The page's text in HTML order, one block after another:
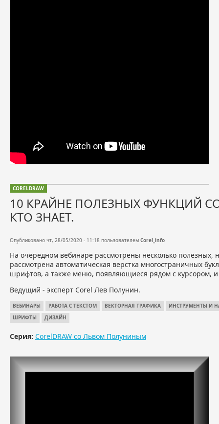
CORELDRAW
10 КРАЙНЕ ПОЛЕЗНЫХ ФУНКЦИЙ
КТО ЗНАЕТ.
Опубликовано чт, 28/05/2020 - 11:18 пользователем Corel_info
На очередном вебинаре рассмотрены несколько полезных,
рассмотрена автоматическая верстка многостраничных
шрифтов, а также меню, появляющиеся рядом с курсором, и
Ведущий - эксперт Corel Лев Полунин.
ВЕБИНАРЫ РАБОТА С ТЕКСТОМ ВЕКТОРНАЯ ГРАФИКА
ИНСТРУМЕНТЫ И
ШРИФТЫ
ДИЗАЙН
Серия: CorelDRAW со Львом Полуниным